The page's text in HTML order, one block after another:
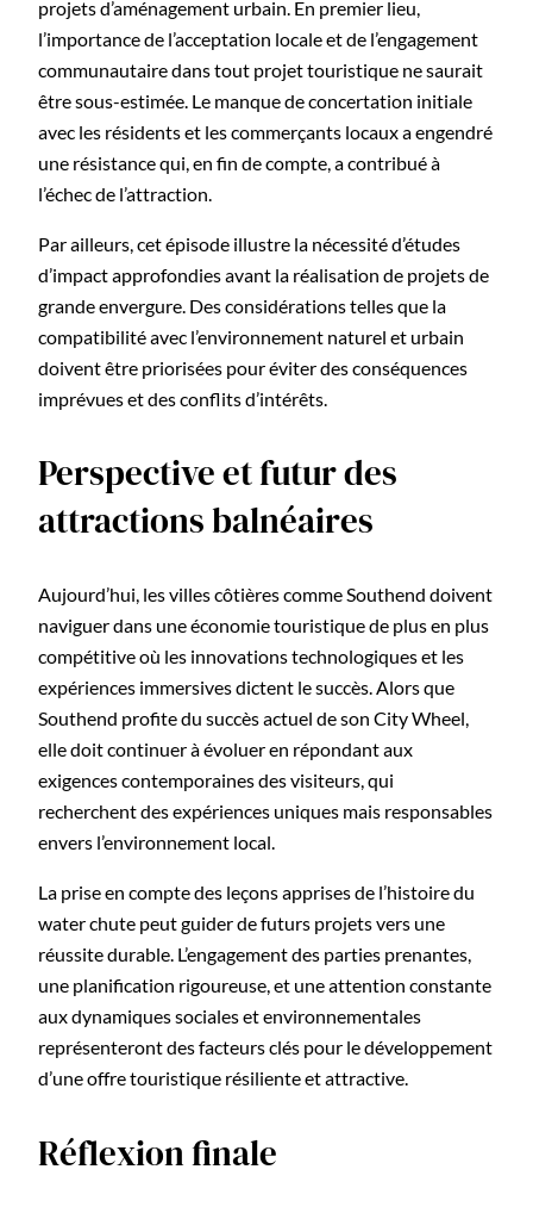
projets d’aménagement urbain. En premier lieu,
l’importance de l’acceptation locale et de l’engagement
communautaire dans tout projet touristique ne saurait
être sous-estimée. Le manque de concertation initiale
avec les résidents et les commerçants locaux a engendré
une résistance qui, en fin de compte, a contribué à
l’échec de l’attraction.
Par ailleurs, cet épisode illustre la nécessité d’études
d’impact approfondies avant la réalisation de projets de
grande envergure. Des considérations telles que la
compatibilité avec l’environnement naturel et urbain
doivent être priorisées pour éviter des conséquences
imprévues et des conflits d’intérêts.
Perspective et futur des
attractions balnéaires
Aujourd’hui, les villes côtières comme Southend doivent
naviguer dans une économie touristique de plus en plus
compétitive où les innovations technologiques et les
expériences immersives dictent le succès. Alors que
Southend profite du succès actuel de son City Wheel,
elle doit continuer à évoluer en répondant aux
exigences contemporaines des visiteurs, qui
recherchent des expériences uniques mais responsables
envers l’environnement local.
La prise en compte des leçons apprises de l’histoire du
water chute peut guider de futurs projets vers une
réussite durable. L’engagement des parties prenantes,
une planification rigoureuse, et une attention constante
aux dynamiques sociales et environnementales
représenteront des facteurs clés pour le développement
d’une offre touristique résiliente et attractive.
Réflexion finale